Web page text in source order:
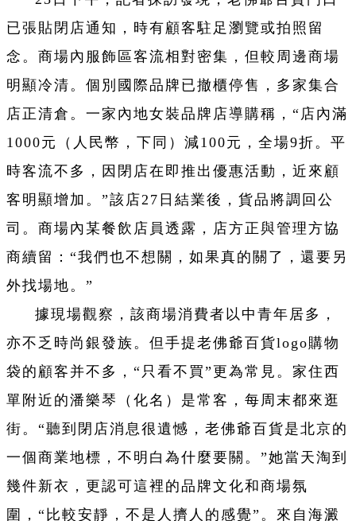
已張貼閉店通知，時有顧客駐足瀏覽或拍照留
念。商場內服飾區客流相對密集，但較周邊商場
明顯冷清。個別國際品牌已撤櫃停售，多家集合
店正清倉。一家內地女裝品牌店導購稱，“店內滿
1000元（人民幣，下同）減100元，全場9折。平
時客流不多，因閉店在即推出優惠活動，近來顧
客明顯增加。”該店27日結業後，貨品將調回公
司。商場內某餐飲店員透露，店方正與管理方協
商續留：“我們也不想關，如果真的關了，還要另
外找場地。”
據現場觀察，該商場消費者以中青年居多，
亦不乏時尚銀發族。但手提老佛爺百貨logo購物
袋的顧客并不多，“只看不買”更為常見。家住西
單附近的潘樂琴（化名）是常客，每周末都來逛
街。“聽到閉店消息很遺憾，老佛爺百貨是北京的
一個商業地標，不明白為什麼要關。”她當天淘到
幾件新衣，更認可這裡的品牌文化和商場氛
圍，“比較安靜，不是人擠人的感覺”。來自海澱